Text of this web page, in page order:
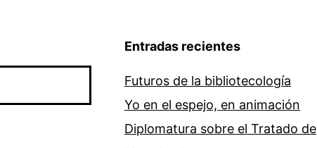
Entradas recientes
Futuros de la bibliotecología
Yo en el espejo, en animación
Diplomatura sobre el Tratado de